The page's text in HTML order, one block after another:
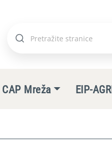
Pretraži
CAP Mreža EIP-AGRI